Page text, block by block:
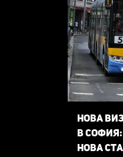
Нова
в
нова